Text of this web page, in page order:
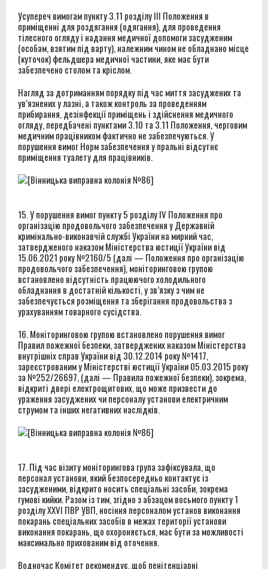
Усупереч вимогам пункту 3.11 розділу ІІІ Положення в
приміщенні для роздягання (одягання), для проведення
тілесного огляду і надання медичної допомоги засудженим
(особам, взятим під варту), належним чином не обладнано місце
(куточок) фельдшера медичної частини, яке має бути
забезпечено столом та кріслом.
Нагляд за дотриманням порядку під час миття засуджених та
ув’язнених у лазні, а також контроль за проведенням
прибирання, дезінфекції приміщень і здійснення медичного
огляду, передбачені пунктами 3.10 та 3.11 Положення, черговим
медичним працівником фактично не забезпечуються. У
порушення вимог Норм забезпечення у пральні відсутнє
приміщення туалету для працівників.
15. У порушення вимог пункту 5 розділу IV Положення про
організацію продовольчого забезпечення у Державній
кримінально-виконавчій службі України на мирний час,
затвердженого наказом Міністерства юстиції України від
15.06.2021 року №2160/5 (далі — Положення про організацію
продовольчого забезпечення), моніторинговою групою
встановлено відсутність працюючого холодильного
обладнання в достатній кількості, у зв’язку з чим не
забезпечується розміщення та зберігання продовольства з
урахуванням товарного сусідства.
16. Моніторинговою групою встановлено порушення вимог
Правил пожежної безпеки, затверджених наказом Міністерства
внутрішніх справ України від 30.12.2014 року №1417,
зареєстрованим у Міністерстві юстиції України 05.03.2015 року
за №252/26697, (далі — Правила пожежної безпеки), зокрема,
відкриті двері електрощитових, що може призвести до
ураження засуджених чи персоналу установи електричним
струмом та інших негативних наслідків.
17. Під час візиту моніторингова група зафіксувала, що
персонал установи, який безпосередньо контактує із
засудженими, відкрито носить спеціальні засоби, зокрема
гумові кийки. Разом із тим, згідно з абзацом восьмого пункту 1
розділу XXVI ПВР УВП, носіння персоналом установ виконання
покарань спеціальних засобів в межах території установи
виконання покарань, що охороняється, має бути за можливості
максимально прихованим від оточення.
Водночас Комітет рекомендує, щоб пенітенціарні